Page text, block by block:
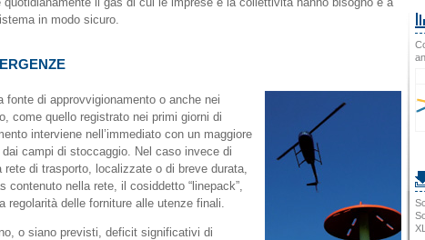
in modo sicuro.
fonte di approvvigionamento o anche nei
come quello registrato nei primi giorni di
interviene nell’immediato con un maggiore
campi di stoccaggio. Nel caso invece di
di trasporto, localizzate o di breve durata,
contenuto nella rete, il cosiddetto “linepack”,
delle forniture alle utenze finali.
o siano previsti, deficit significativi di